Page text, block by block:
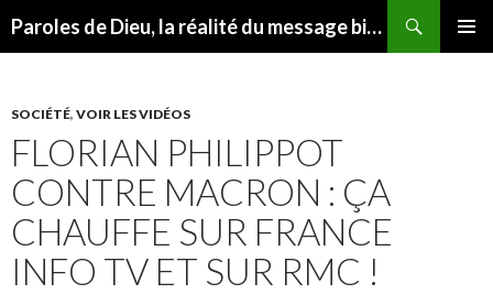
Paroles de Dieu, la réalité du message biblique
SOCIÉTÉ, VOIR LES VIDÉOS
FLORIAN PHILIPPOT
CONTRE MACRON : ÇA
CHAUFFE SUR FRANCE
INFO TV ET SUR RMC !